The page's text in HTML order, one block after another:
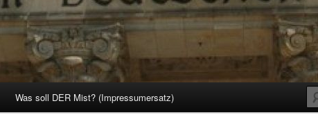
Was soll DER Mist? (Impressumersatz)